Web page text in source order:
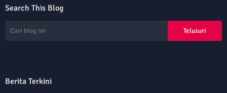
Search This Blog
Berita Terkini